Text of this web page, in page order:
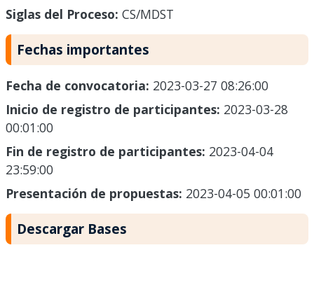
Siglas del Proceso: CS/MDST
Fechas importantes
Fecha de convocatoria: 2023-03-27 08:26:00
Inicio de registro de participantes: 2023-03-28
00:01:00
Fin de registro de participantes: 2023-04-04
23:59:00
Presentación de propuestas: 2023-04-05 00:01:00
Descargar Bases